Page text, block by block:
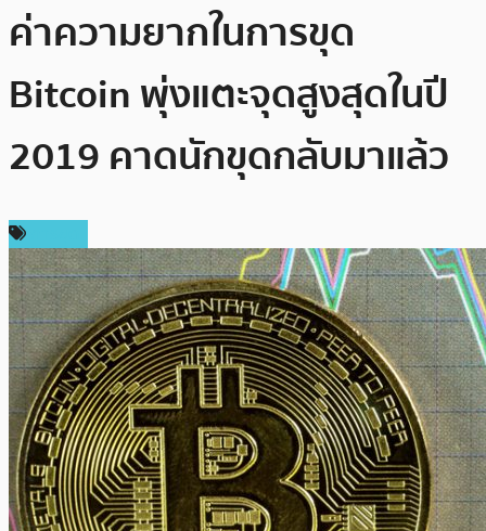
ค่าความยากในการขุด
Bitcoin พุ่งแตะจุดสูงสุดในปี
2019 คาดนักขุดกลับมาแล้ว